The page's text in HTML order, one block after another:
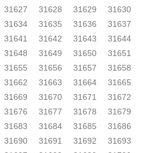
31627 31628 31629
31630
31634 31635 31636
31637
31641 31642 31643
31644
31648 31649 31650
31651
31655 31656 31657
31658
31662 31663 31664
31665
31669 31670 31671
31672
31676 31677 31678
31679
31683 31684 31685
31686
31690 31691 31692
31693